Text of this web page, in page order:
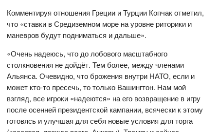
Комментируя отношения Греции и Турции Копчак отметил,
что «ставки в Средиземном море на уровне риторики и
маневров будут подниматься и дальше».
«Очень надеюсь, что до лобового масштабного
столкновения не дойдёт. Тем более, между членами
Альянса. Очевидно, что брожения внутри НАТО, если и
может кто-то пресечь, то только Вашингтон. Нам мой
взгляд, все игроки «надеются» на его возвращение в игру
после осенней президентской кампании, всячески к этому
готовясь и улучшая для себя новые условия для торга